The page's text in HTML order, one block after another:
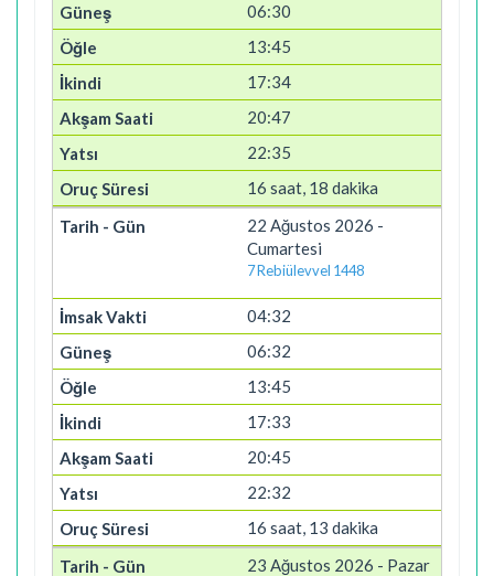
06:30
13:45
17:34
20:47
22:35
16 saat, 18 dakika
22 Ağustos 2026 -
Cumartesi
7 Rebiülevvel 1448
04:32
06:32
13:45
17:33
20:45
22:32
16 saat, 13 dakika
23 Ağustos 2026 - Pazar